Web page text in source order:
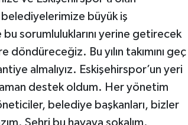
büyük iş
sorumluluklarını yerine getirecek
Bu yılın takımını geç
almalıyız. Eskişehirspor’un yeri
destek oldum. Her yönetim
belediye başkanları, bizler